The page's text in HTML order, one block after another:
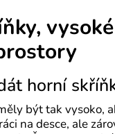
horní
být tak vysoko,
na desce, ale